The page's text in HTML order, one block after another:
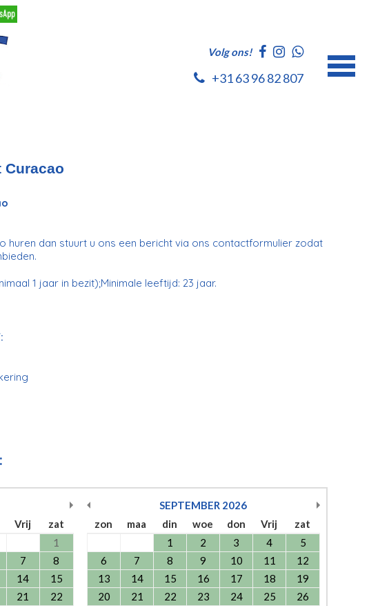
Volg ons!
+31 63 96 82 807
Curacao
huren dan stuurt u ons een bericht via ons contactformulier zodat
1 jaar in bezit);Minimale leeftijd: 23 jaar.
Vrij
zat
1
7
8
14
15
21
22
SEPTEMBER 2026
zon
maa din woe don Vrij
zat
1
2 3 4
5
6
7 8 9 10 11
12
13
14 15 16 17 18
19
20
21 22 23 24 25
26